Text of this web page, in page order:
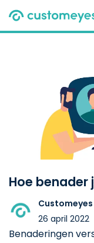
Hoe benader
Customeyes
26 april 2022
Benaderingen